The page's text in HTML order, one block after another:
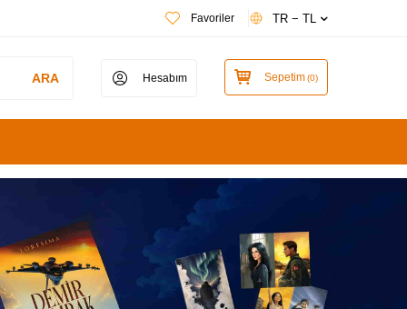
Favoriler TR − TL
ARA Hesabım Sepetim(0)